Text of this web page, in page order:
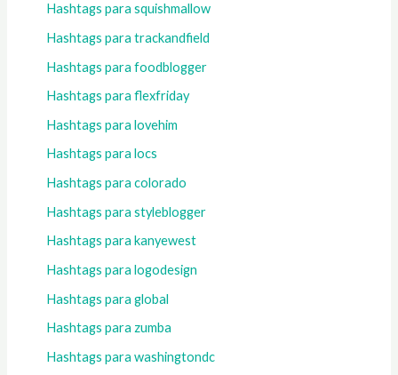
Hashtags para squishmallow
Hashtags para trackandfield
Hashtags para foodblogger
Hashtags para flexfriday
Hashtags para lovehim
Hashtags para locs
Hashtags para colorado
Hashtags para styleblogger
Hashtags para kanyewest
Hashtags para logodesign
Hashtags para global
Hashtags para zumba
Hashtags para washingtondc